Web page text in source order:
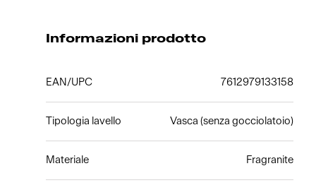
Informazioni prodotto
EAN/UPC 7612979133158
Tipologia lavello Vasca (senza gocciolatoio)
Materiale Fragranite